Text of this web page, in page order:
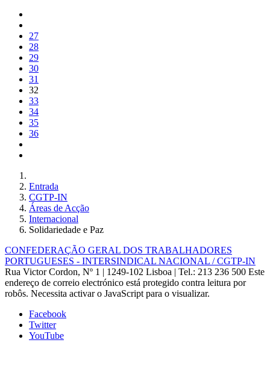
27
28
29
30
31
32
33
34
35
36
Entrada
CGTP-IN
Áreas de Acção
Internacional
Solidariedade e Paz
CONFEDERAÇÃO GERAL DOS TRABALHADORES
PORTUGUESES - INTERSINDICAL NACIONAL / CGTP-IN
Rua Victor Cordon, Nº 1 | 1249-102 Lisboa | Tel.: 213 236 500 Este
endereço de correio electrónico está protegido contra leitura por
robôs. Necessita activar o JavaScript para o visualizar.
Facebook
Twitter
YouTube